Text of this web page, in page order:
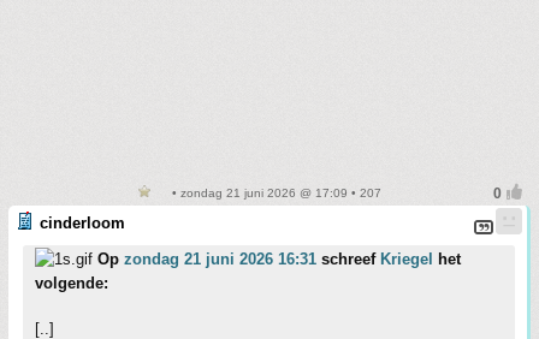
• zondag 21 juni 2026 @ 17:09 • 207
cinderloom
Op zondag 21 juni 2026 16:31 schreef Kriegel
het
volgende:
[..]